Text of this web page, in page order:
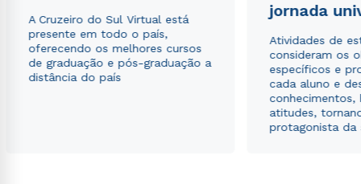
A Cruzeiro do Sul Virtual está
presente em todo o país,
oferecendo os melhores cursos
de graduação e pós-graduação a
distância do país
jornada
Atividades de
consideram os
específicos e
cada aluno e
conhecimentos,
atitudes,
protagonista da
Estou de acordo com a Política de Privacidade.e
autorizo que meus dados sejam utilizados para o
envio de conteúdos da Cruzeiro do Sul.